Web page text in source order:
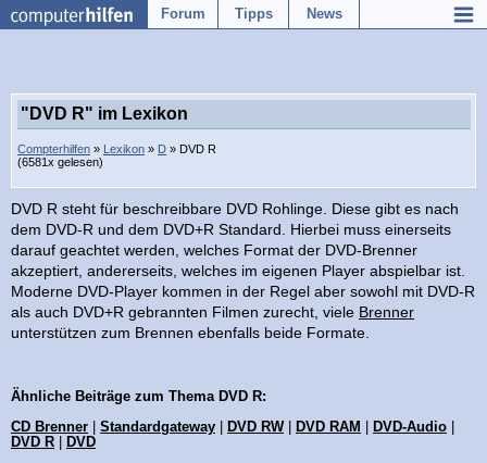
Forum Tipps News
"DVD R" im Lexikon
Compterhilfen » Lexikon » D » DVD R
(6581x gelesen)
DVD R steht für beschreibbare DVD Rohlinge. Diese gibt es nach
dem DVD-R und dem DVD+R Standard. Hierbei muss einerseits
darauf geachtet werden, welches Format der DVD-Brenner
akzeptiert, andererseits, welches im eigenen Player abspielbar ist.
Moderne DVD-Player kommen in der Regel aber sowohl mit DVD-R
als auch DVD+R gebrannten Filmen zurecht, viele Brenner
unterstützen zum Brennen ebenfalls beide Formate.
Ähnliche Beiträge zum Thema DVD R:
CD Brenner
Standardgateway DVD RW DVD RAM DVD-Audio
DVD R
DVD